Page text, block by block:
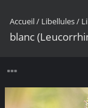
Accueil/ Libellules/
blanc